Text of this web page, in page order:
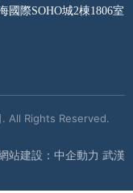
國際SOHO城2棟1806室
. All Rights Reserved.
站建設：中企動力 武漢